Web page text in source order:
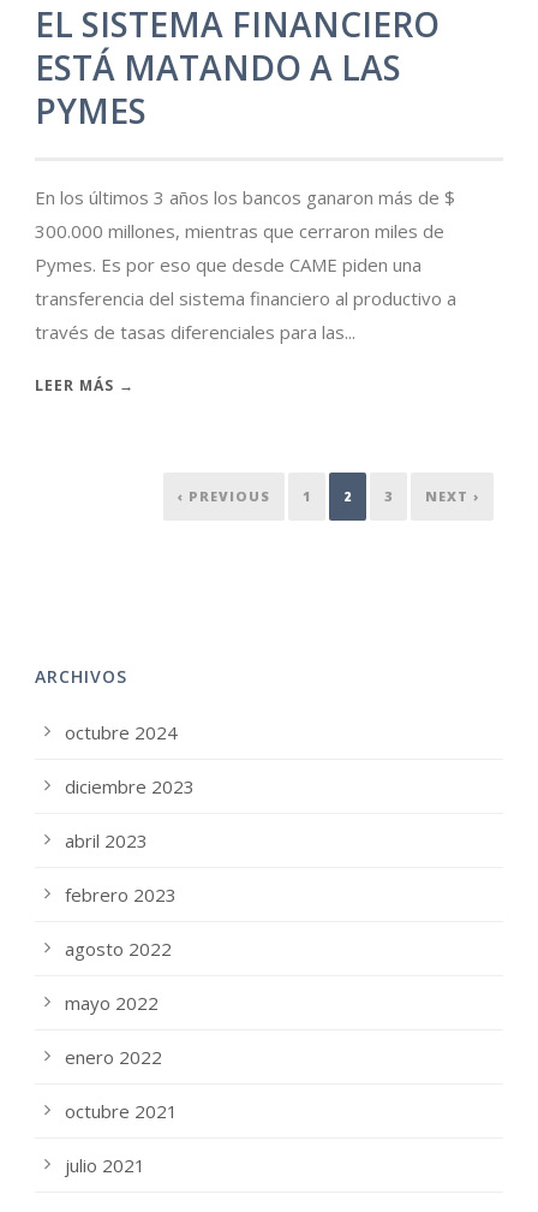
EL SISTEMA FINANCIERO
ESTÁ MATANDO A LAS
PYMES
En los últimos 3 años los bancos ganaron más de $
300.000 millones, mientras que cerraron miles de
Pymes. Es por eso que desde CAME piden una
transferencia del sistema financiero al productivo a
través de tasas diferenciales para las...
LEER MÁS →
‹ PREVIOUS 1 2 3 NEXT ›
ARCHIVOS
octubre 2024
diciembre 2023
abril 2023
febrero 2023
agosto 2022
mayo 2022
enero 2022
octubre 2021
julio 2021